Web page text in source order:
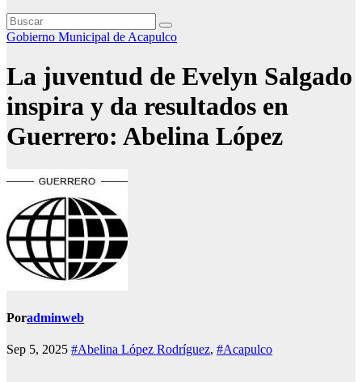
Gobierno Municipal de Acapulco
La juventud de Evelyn Salgado
inspira y da resultados en
Guerrero: Abelina López
Poradminweb
Sep 5, 2025 #Abelina López Rodríguez, #Acapulco